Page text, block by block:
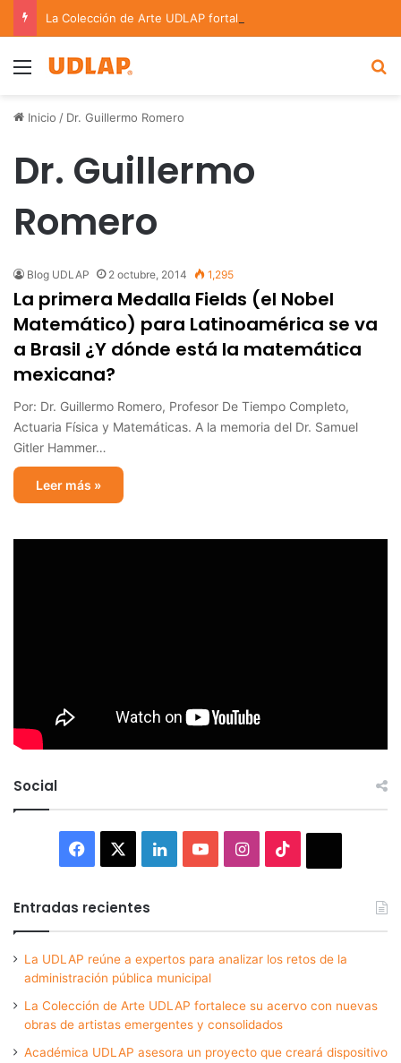
Menu
Inicio / Dr. Guillermo Romero
Dr. Guillermo
Romero
Blog UDLAP 2 octubre, 2014 1,295
La primera Medalla Fields (el Nobel
Matemático) para Latinoamérica se va
a Brasil ¿Y dónde está la matemática
mexicana?
Por: Dr. Guillermo Romero, Profesor De Tiempo Completo,
Actuaria Física y Matemáticas. A la memoria del Dr. Samuel
Gitler Hammer…
Leer más »
Social
Facebook LinkedInYouTubeInstagram
Entradas recientes
La UDLAP reúne a expertos para analizar los retos de la
administración pública municipal
La Colección de Arte UDLAP fortalece su acervo con nuevas
obras de artistas emergentes y consolidados
Académica UDLAP asesora un proyecto que creará dispositivo